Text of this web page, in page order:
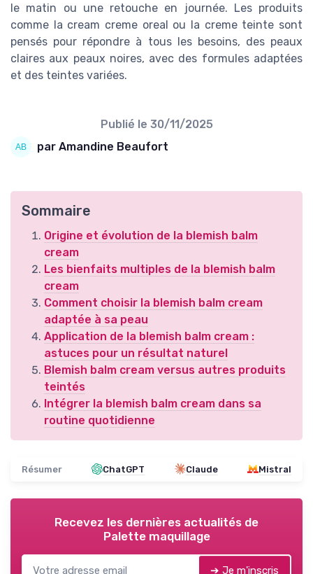
le matin ou une retouche en journée. Les produits
comme la cream creme oreal ou la creme teinte sont
pensés pour répondre à tous les besoins, des peaux
claires aux peaux noires, avec des formules adaptées
et des teintes variées.
Publié le 30/11/2025
par Amandine Beaufort
Sommaire
Origine et évolution de la blemish balm
cream
Les bienfaits multiples de la blemish balm
cream
Comment choisir la blemish balm cream
adaptée à sa peau
Application de la blemish balm cream :
astuces pour un résultat naturel
Blemish balm cream versus autres produits
teintés
Intégrer la blemish balm cream dans sa
routine quotidienne
Résumer ChatGPT Claude Mistral
Recevez les dernières actualités de
Palette maquillage
➔ Je m'inscris